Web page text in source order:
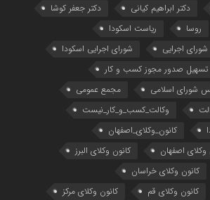
دکتر ابراهیم کیانی
دکتر جعفر کوشا
روسا
ریاست اسکودا
شورای اجرایی
شورای اجرایی اسکودا
صدور مجوز کسب و کار
شورای اسلامی
مجمع عمومی
وکالت_کسب_و_کار_نیست
کانون_وکلای_اصفهان
وکلای اصفهان
کانون وکلای البرز
کانون وکلای خراسان
کانون وکلای قم کانون وکلای مرکز